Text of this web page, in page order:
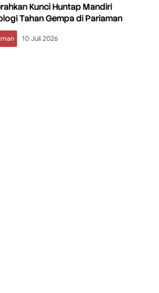
Kunci Huntap Mandiri
Tahan Gempa di Pariaman
10 Juli 2026